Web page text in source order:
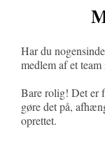
Har du
medlem af et
Bare rolig! Det er
gøre det på,
oprettet.